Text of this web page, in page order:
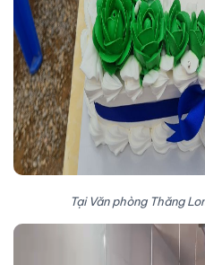
Tại Văn phòng Thăng